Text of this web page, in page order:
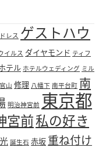
レス ゲストハウ
イルス ダイヤモンド ティフ
テル ホテルウェディング ミル
山 修理 八幡下 南平台町 南
明治神宮前 東京都
宮前私の好き
誕生石 赤坂 重ね付け